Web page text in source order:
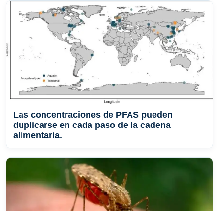
Las concentraciones de PFAS pueden
duplicarse en cada paso de la cadena
alimentaria.